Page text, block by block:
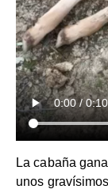
La cabaña
unos